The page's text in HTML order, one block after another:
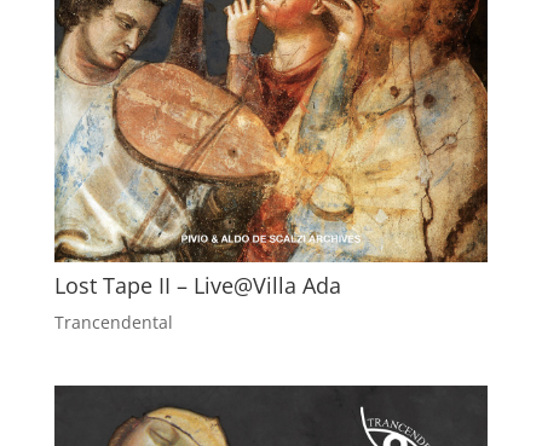
Lost Tape II – Live@Villa Ada
Trancendental